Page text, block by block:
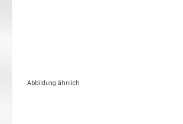
Abbildung ähnlich